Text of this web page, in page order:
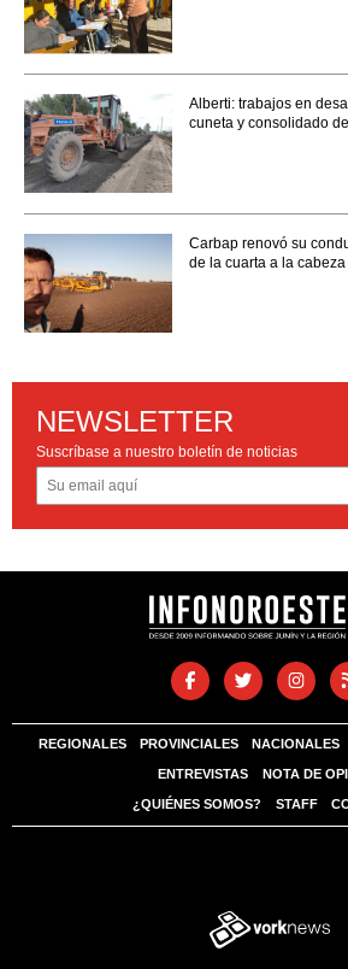
Alberti: trabajos en
cuneta y consolidado
Carbap renovó su
de la cuarta a la cabeza
NEWSLETTER
Suscríbase a nuestro boletín de noticias
REGIONALES PROVINCIALES NACIONALES
ENTREVISTAS NOTA DE
¿QUIÉNES SOMOS? STAFF